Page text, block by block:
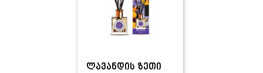
ლავანდის ზეთი